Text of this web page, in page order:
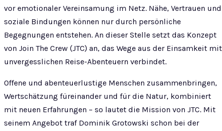
vor emotionaler Vereinsamung im Netz. Nähe, Vertrauen und
soziale Bindungen können nur durch persönliche
Begegnungen entstehen. An dieser Stelle setzt das Konzept
von Join The Crew (JTC) an, das Wege aus der Einsamkeit mit
unvergesslichen Reise-Abenteuern verbindet.
Offene und abenteuerlustige Menschen zusammenbringen,
Wertschätzung füreinander und für die Natur, kombiniert
mit neuen Erfahrungen – so lautet die Mission von JTC. Mit
seinem Angebot traf Dominik Grotowski schon bei der